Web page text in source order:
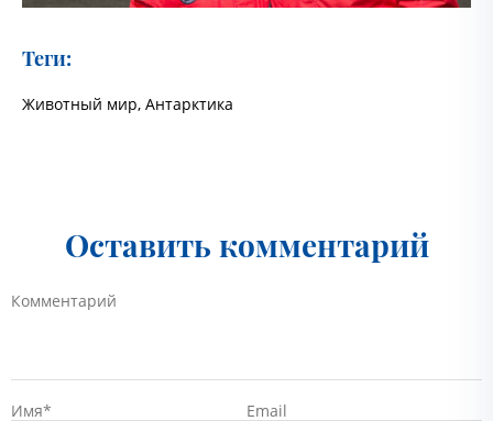
Теги:
Животный мир, Антарктика
Оставить комментарий